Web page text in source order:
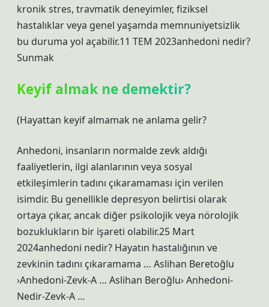
kronik stres, travmatik deneyimler, fiziksel
hastalıklar veya genel yaşamda memnuniyetsizlik
bu duruma yol açabilir.11 TEM 2023anhedoni nedir?
Sunmak
Keyif almak ne demektir?
(Hayattan keyif almamak ne anlama gelir?
Anhedoni, insanların normalde zevk aldığı
faaliyetlerin, ilgi alanlarının veya sosyal
etkileşimlerin tadını çıkaramaması için verilen
isimdir. Bu genellikle depresyon belirtisi olarak
ortaya çıkar, ancak diğer psikolojik veya nörolojik
bozuklukların bir işareti olabilir.25 Mart
2024anhedoni nedir? Hayatın hastalığının ve
zevkinin tadını çıkaramama … Aslihan Beretoğlu
›Anhedoni-Zevk-A … Aslihan Beroğlu› Anhedoni-
Nedir-Zevk-A …